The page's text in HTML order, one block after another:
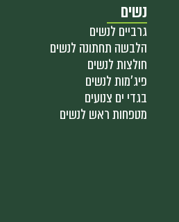
נשים
גרביים לנשים
הלבשה תחתונה לנשים
חולצות לנשים
פיג'מות לנשים
בגדי ים צנועים
מטפחות ראש לנשים